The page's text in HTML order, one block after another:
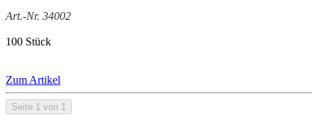
Art.-Nr. 34002
100 Stück
Zum Artikel
Seite 1 von 1